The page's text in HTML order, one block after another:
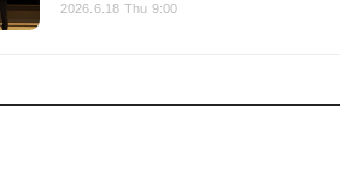
2026.6.18 Thu 9:00